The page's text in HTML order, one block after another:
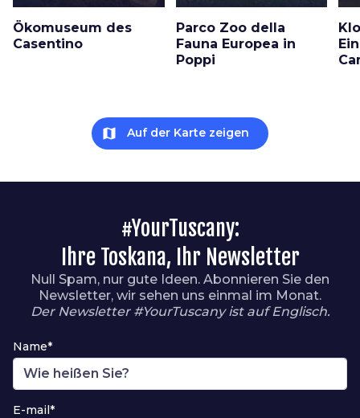
Ökomuseum des
Casentino
Parco Zoo della
Fauna Europea in
Poppi
map Auf der Karte zeigen
#YourTuscany:
Ihre Toskana, Ihr Newsletter
Null Spam, nur gute Ideen. Abonnieren Sie den
Newsletter, wir sehen uns einmal im Monat.
Der Newsletter #YourTuscany ist auf Englisch.
Name*
E-mail*